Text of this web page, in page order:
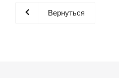
Вернуться